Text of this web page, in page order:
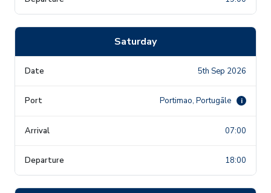
Saturday
5th Sep 2026
Portimao, Portugāle i
07:00
18:00